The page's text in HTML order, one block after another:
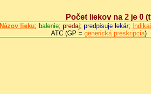
Počet liekov na 2je 0
Názov lieku; balenie; predaj; predpisuje lekár;
ATC (GP = generická preskripcia)